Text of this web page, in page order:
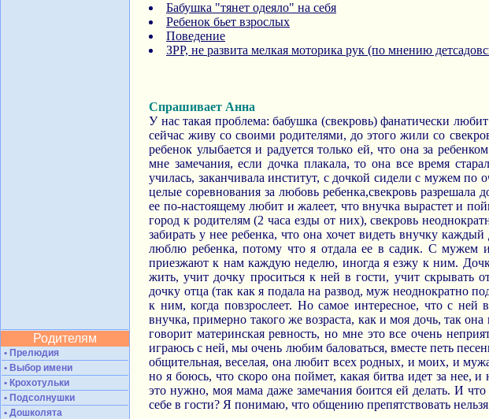
Родителям
• Прелюдия
• Выбор имени
• Крохотульки
• Подсолнушки
• Дошколята
Бабушка "тянет одеяло" на себя
Ребенок бьет взрослых
Поведение
ЗРР, не развита мелкая моторика рук (по мнению
Спрашивает Анна
У нас такая проблема: бабушка (свекровь) фанатически
сейчас живу со своими родителями, до этого жили со
ребенок улыбается и радуется только ей, что она за
мне замечания, если дочка плакала, то она все время
училась, заканчивала институт, с дочкой сидели с мужем по
целые соревнования за любовь ребенка,свекровь разрешала
ее по-настоящему любит и жалеет, что внучка вырастет и
город к родителям (2 часа езды от них), свекровь
забирать у нее ребенка, что она хочет видеть внучку
люблю ребенка, потому что я отдала ее в садик. С мужем
приезжают к нам каждую неделю, иногда я езжу к ним.
жить, учит дочку проситься к ней в гости, учит скрывать
дочку отца (так как я подала на развод, муж неоднократно
к ним, когда повзрослеет. Но самое интересное, что с ней
внучка, примерно такого же возраста, как и моя дочь, так
говорит материнская ревность, но мне это все очень
играюсь с ней, мы очень любим баловаться, вместе петь
общительная, веселая, она любит всех родных, и моих, и
но я боюсь, что скоро она поймет, какая битва идет за нее,
это нужно, моя мама даже замечания боится ей делать. И что
себе в гости? Я понимаю, что общению препятствовать